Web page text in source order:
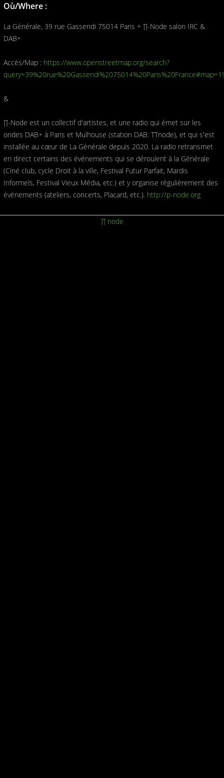
Où/Where :
La Générale, 39 rue Gassendi 75014 Paris + ∏-Node salon IRC &
DAB+
Accès/Map : https://www.openstreetmap.org/search?
&
∏-Node est un collectif d'artistes, et une radio qui émet sur les
ondes DAB+ à Paris et Mulhouse (station DAB: TTnode), et qui s'est
installée au cœur de La Générale depuis 2020. La radio retransmet
en direct certains des événements qui se déroulent à la Générale
(Ciné club, cycle Droit à la ville, Festival Futur Parfait, Mardis
Informels, Festival Vieux Média, etc.) et y organise régulièrement des
événements (ateliers, concerts, Placard, etc.). http://p-node.org
∏ node